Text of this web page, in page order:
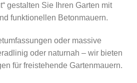
gestalten Sie Ihren Garten mit
funktionellen Betonmauern.
oder massive
oder naturnah – wir bieten
für freistehende Gartenmauern.